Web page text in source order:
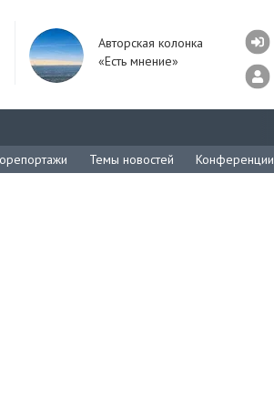
Авторская колонка
«Есть мнение»
Темы новостей Конференции